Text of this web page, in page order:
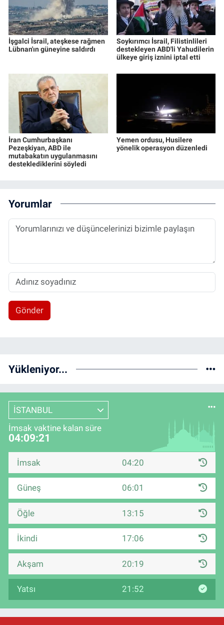
İşgalci İsrail, ateşkese rağmen
Lübnan'ın güneyine saldırdı
Soykırımcı İsrail, Filistinlileri
destekleyen ABD'li Yahudilerin
ülkeye giriş iznini iptal etti
İran Cumhurbaşkanı
Pezeşkiyan, ABD ile
mutabakatın uygulanmasını
desteklediklerini söyledi
Yemen ordusu, Husilere
yönelik operasyon düzenledi
Yorumlar
Gönder
Yükleniyor...
İSTANBUL
İmsak vaktine kalan süre
04:09:20
İmsak 04:20
Güneş 06:01
Öğle 13:15
İkindi 17:06
Akşam 20:19
Yatsı 21:52